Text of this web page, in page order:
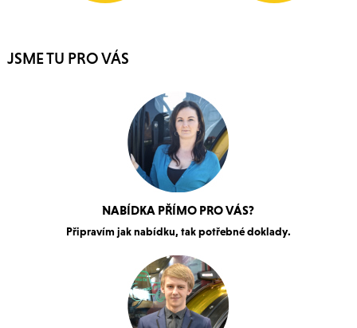
JSME TU PRO VÁS
NABÍDKA PŘÍMO PRO VÁS?
Připravím jak nabídku, tak potřebné doklady.